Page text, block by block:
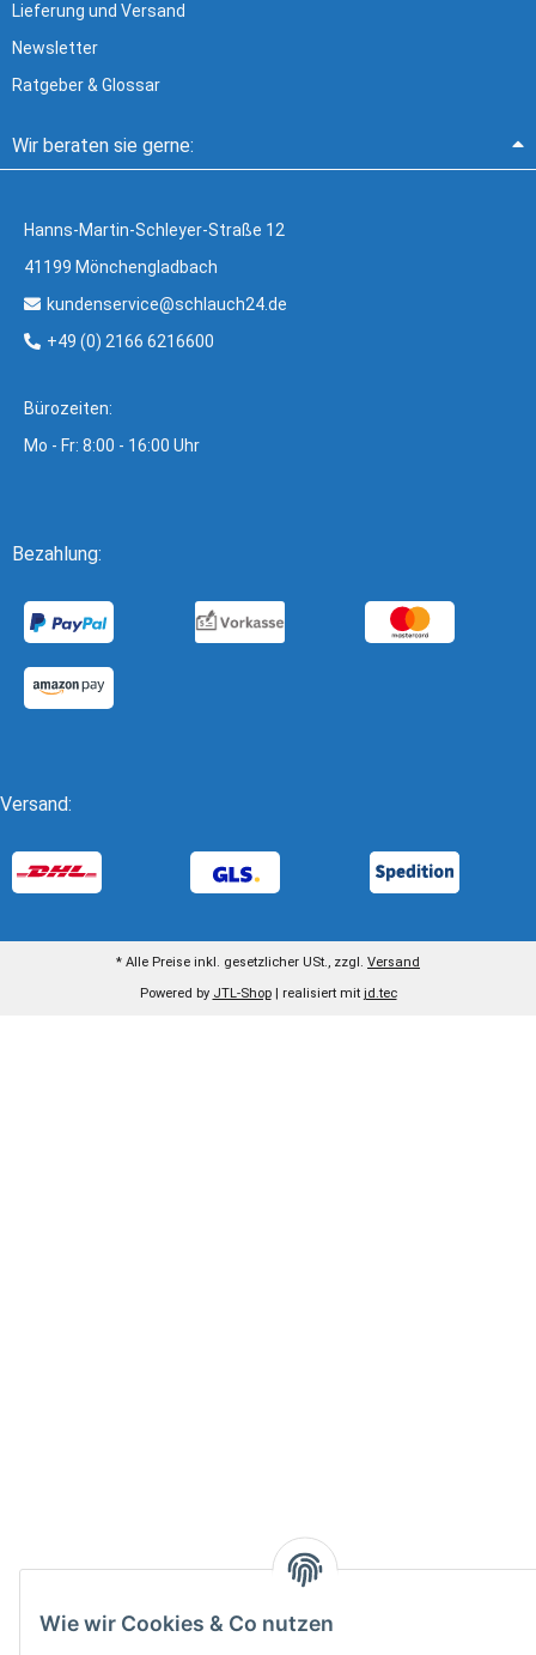
Lieferung und Versand
Newsletter
Ratgeber & Glossar
Wir beraten sie gerne:
Hanns-Martin-Schleyer-Straße 12
41199 Mönchengladbach
kundenservice@schlauch24.de
+49 (0) 2166 6216600
Bürozeiten:
Mo - Fr: 8:00 - 16:00 Uhr
Bezahlung:
Versand:
* Alle Preise inkl. gesetzlicher USt., zzgl. Versand
Powered by JTL-Shop | realisiert mit jd.tec
Wie wir Cookies & Co nutzen